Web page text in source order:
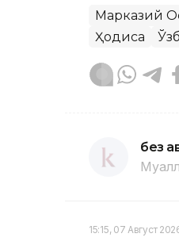
Марказий
Ҳодиса
без
15:15, 07 Август